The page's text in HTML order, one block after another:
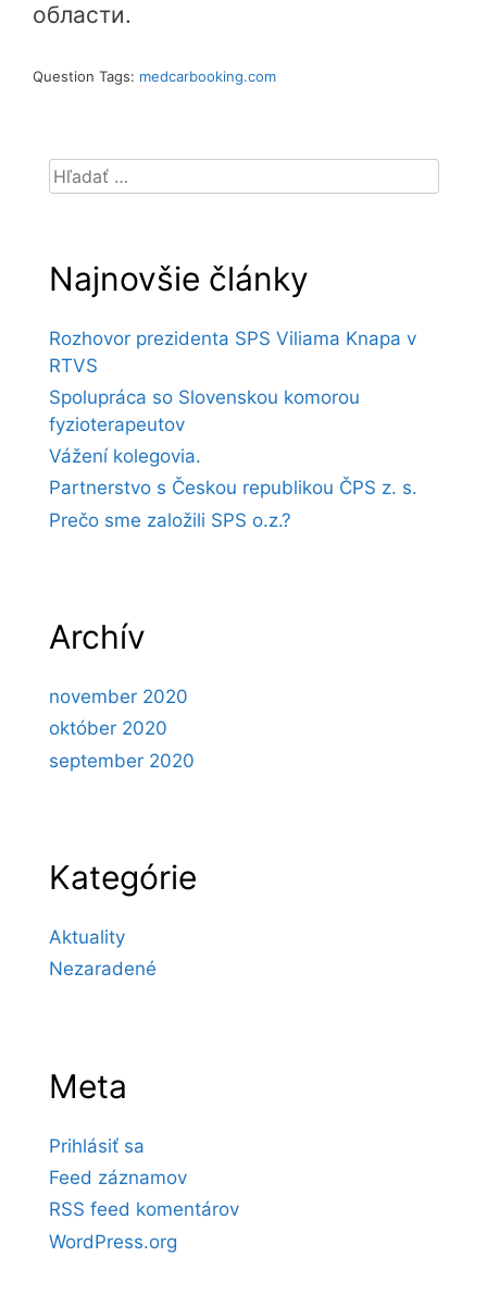
области.
Question Tags: medcarbooking.com
Hľadať:
Najnovšie články
Rozhovor prezidenta SPS Viliama Knapa v
RTVS
Spolupráca so Slovenskou komorou
fyzioterapeutov
Vážení kolegovia.
Partnerstvo s Českou republikou ČPS z. s.
Prečo sme založili SPS o.z.?
Archív
november 2020
október 2020
september 2020
Kategórie
Aktuality
Nezaradené
Meta
Prihlásiť sa
Feed záznamov
RSS feed komentárov
WordPress.org